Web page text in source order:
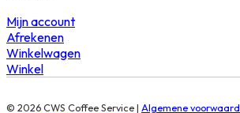
Mijn account
Afrekenen
Winkelwagen
Winkel
© 2026 CWS Coffee Service | Algemene